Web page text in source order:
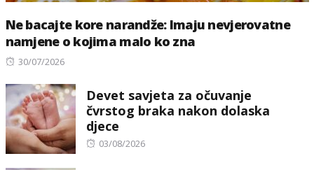
Ne bacajte kore narandže: Imaju nevjerovatne
namjene o kojima malo ko zna
Posted
30/07/2026
Devet savjeta za očuvanje
čvrstog braka nakon dolaska
djece
Posted
03/08/2026